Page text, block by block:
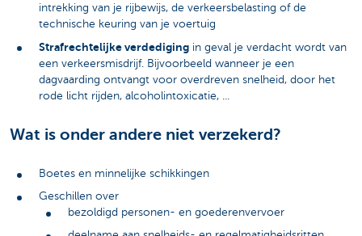
intrekking van je rijbewijs, de verkeersbelasting of de
technische keuring van je voertuig
Strafrechtelijke verdediging in geval je verdacht wordt van
een verkeersmisdrijf. Bijvoorbeeld wanneer je een
dagvaarding ontvangt voor overdreven snelheid, door het
rode licht rijden, alcoholintoxicatie, ...
Wat is onder andere niet verzekerd?
Boetes en minnelijke schikkingen
Geschillen over
bezoldigd personen- en goederenvervoer